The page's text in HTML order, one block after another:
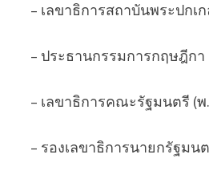
– เลขาธิการสถาบันพระป
– ประธานกรรมการกฤษฎีก
– เลขาธิการคณะรัฐมนตรี
– รองเลขาธิการนายกรัฐม